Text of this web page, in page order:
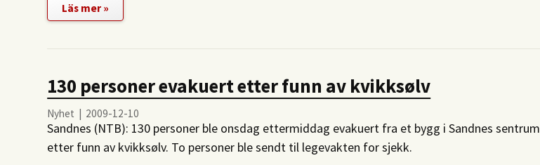
Läs mer »
130 personer evakuert etter funn av kvikksølv
Nyhet | 2009-12-10
Sandnes (NTB): 130 personer ble onsdag ettermiddag evakuert fra et bygg i Sandnes sentrum
etter funn av kvikksølv. To personer ble sendt til legevakten for sjekk.